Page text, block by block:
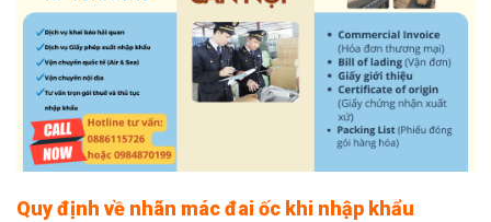
Quy định về nhãn mác đai ốc khi nhập khẩu